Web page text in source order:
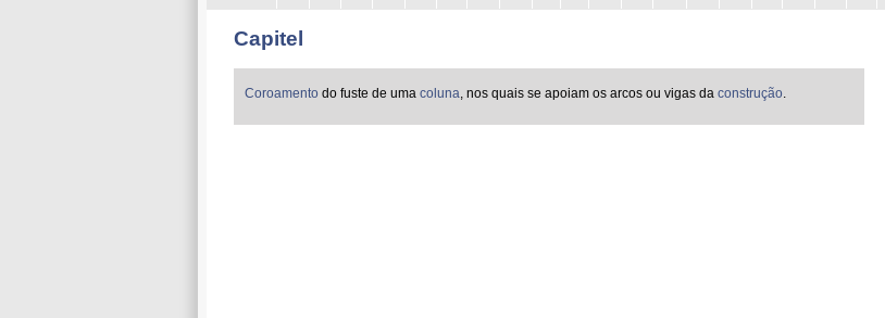
Capitel
Coroamentodo fuste de uma coluna , nos quais se apoiam os arcos ou vigas da construção.